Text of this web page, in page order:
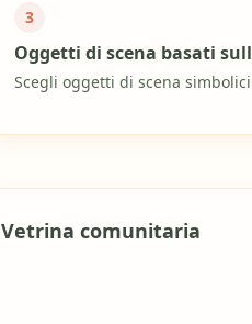
3
Oggetti di scena basati
Scegli oggetti di scena
Vetrina comunitaria